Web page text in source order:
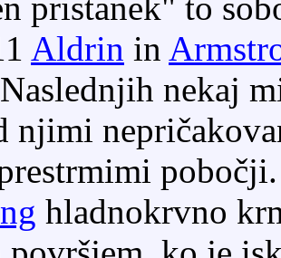
pristanek" to
Aldrin in
nekaj
njimi
hladnokrvno